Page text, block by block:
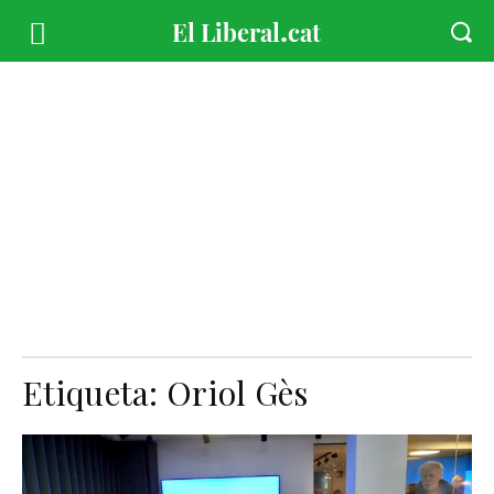
Etiqueta: Oriol Gès